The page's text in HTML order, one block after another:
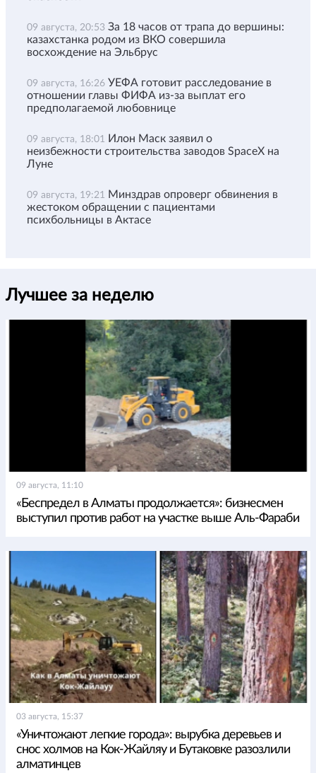
09 августа, 20:53 За 18 часов от трапа до вершины:
казахстанка родом из ВКО совершила
восхождение на Эльбрус
09 августа, 16:26 УЕФА готовит расследование в
отношении главы ФИФА из-за выплат его
предполагаемой любовнице
09 августа, 18:01 Илон Маск заявил о
неизбежности строительства заводов SpaceX на
Луне
09 августа, 19:21 Минздрав опроверг обвинения в
жестоком обращении с пациентами
психбольницы в Актасе
Лучшее за неделю
09 августа, 11:10
«Беспредел в Алматы продолжается»: бизнесмен
выступил против работ на участке выше Аль-Фараби
03 августа, 15:37
«Уничтожают легкие города»: вырубка деревьев и
снос холмов на Кок-Жайляу и Бутаковке разозлили
алматинцев